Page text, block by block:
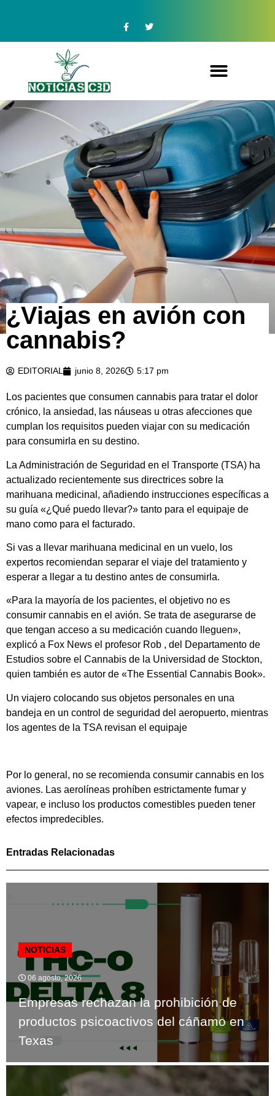
¿Viajas en avión con
cannabis?
EDITORIAL junio 8, 2026 5:17 pm
Los pacientes que consumen cannabis para tratar el dolor
crónico, la ansiedad, las náuseas u otras afecciones que
cumplan los requisitos pueden viajar con su medicación
para consumirla en su destino.
La Administración de Seguridad en el Transporte (TSA) ha
actualizado recientemente sus directrices sobre la
marihuana medicinal, añadiendo instrucciones específicas a
su guía «¿Qué puedo llevar?» tanto para el equipaje de
mano como para el facturado.
Si vas a llevar marihuana medicinal en un vuelo, los
expertos recomiendan separar el viaje del tratamiento y
esperar a llegar a tu destino antes de consumirla.
«Para la mayoría de los pacientes, el objetivo no es
consumir cannabis en el avión. Se trata de asegurarse de
que tengan acceso a su medicación cuando lleguen»,
explicó a Fox News el profesor Rob , del Departamento de
Estudios sobre el Cannabis de la Universidad de Stockton,
quien también es autor de «The Essential Cannabis Book».
Un viajero colocando sus objetos personales en una
bandeja en un control de seguridad del aeropuerto, mientras
los agentes de la TSA revisan el equipaje
Por lo general, no se recomienda consumir cannabis en los
aviones. Las aerolíneas prohíben estrictamente fumar y
vapear, e incluso los productos comestibles pueden tener
efectos impredecibles.
Entradas Relacionadas
NOTICIAS
06 agosto, 2026
Empresas rechazan la prohibición de
productos psicoactivos del cáñamo en
Texas